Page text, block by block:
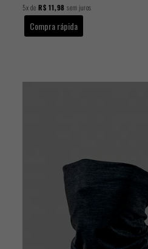
5xde R$ 11,98 sem juros
Compra rápida